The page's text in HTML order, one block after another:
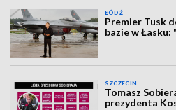
ŁÓDŹ
Premier Tusk
bazie w
SZCZECIN
Tomasz
prezydenta